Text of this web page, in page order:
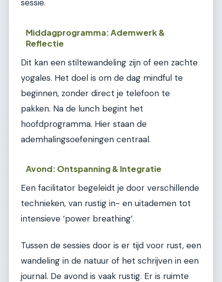
sessie.
Middagprogramma: Ademwerk &
Reflectie
Dit kan een stiltewandeling zijn of een zachte
yogales. Het doel is om de dag mindful te
beginnen, zonder direct je telefoon te
pakken. Na de lunch begint het
hoofdprogramma. Hier staan de
ademhalingsoefeningen centraal.
Avond: Ontspanning & Integratie
Een facilitator begeleidt je door verschillende
technieken, van rustig in- en uitademen tot
intensieve ‘power breathing’.
Tussen de sessies door is er tijd voor rust, een
wandeling in de natuur of het schrijven in een
journal. De avond is vaak rustig. Er is ruimte